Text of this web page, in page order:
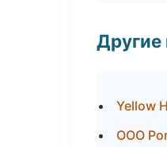
Другие
Yellow
ООО